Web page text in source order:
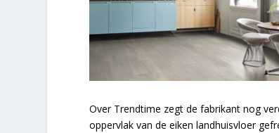
Over Trendtime zegt de fabrikant nog
oppervlak van de eiken landhuisvloer